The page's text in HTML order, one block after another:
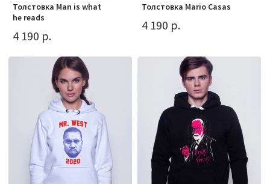
Толстовка Man is what
he reads
4 190 р.
Толстовка Mario Casas
4 190 р.